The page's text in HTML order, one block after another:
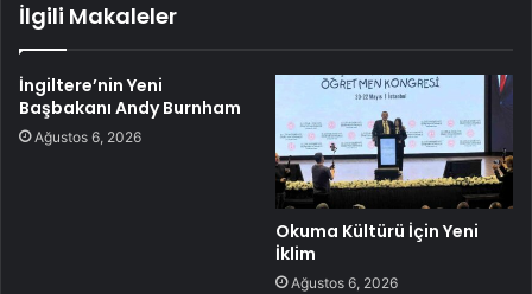
İlgili Makaleler
İngiltere’nin Yeni
Başbakanı Andy Burnham
Ağustos 6, 2026
Okuma Kültürü İçin Yeni
İklim
Ağustos 6, 2026